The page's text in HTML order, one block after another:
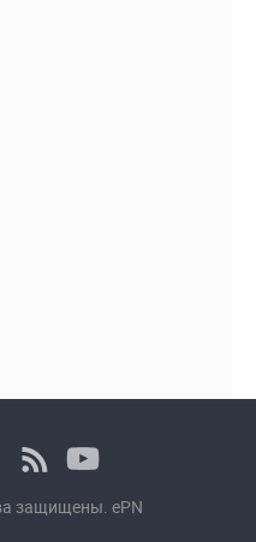
защищены. ePN